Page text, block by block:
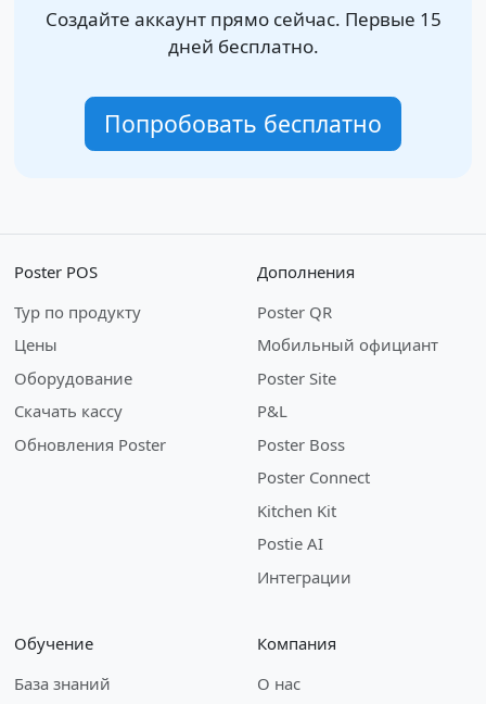
Создайте аккаунт прямо сейчас. Первые 15
дней бесплатно.
Попробовать бесплатно
Poster POS
Тур по продукту
Цены
Оборудование
Скачать кассу
Обновления Poster
Дополнения
Poster QR
Мобильный официант
Poster Site
P&L
Poster Boss
Poster Connect
Kitchen Kit
Postie AI
Интеграции
Обучение
База знаний
Компания
О нас